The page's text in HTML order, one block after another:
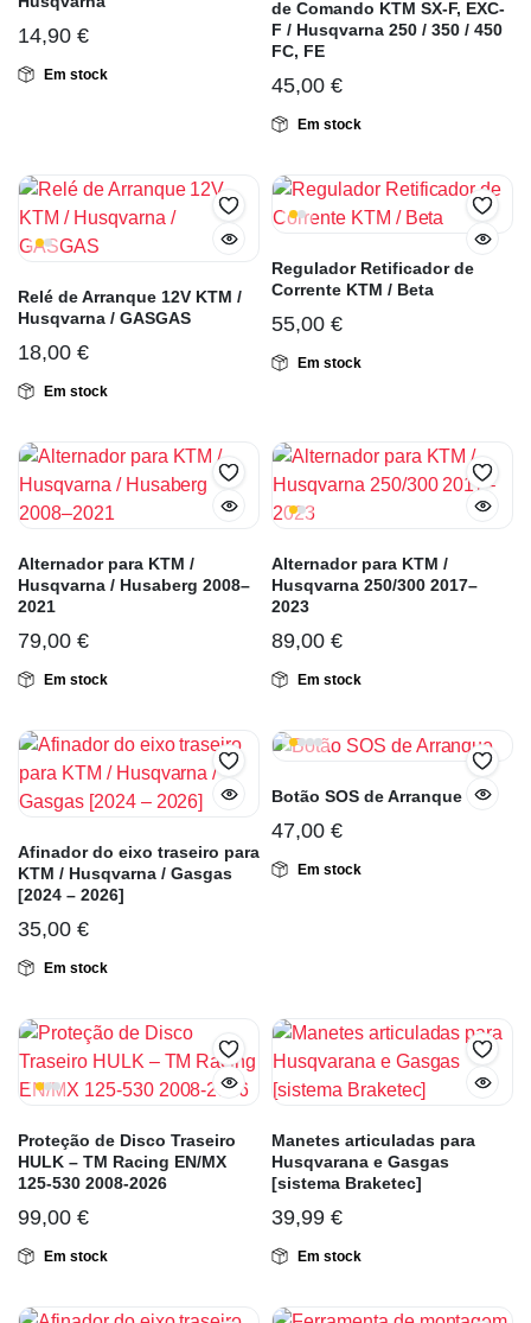
14,90 €
Em stock
de Comando KTM SX-F, EXC-
F / Husqvarna 250 / 350 / 450
FC, FE
45,00 €
Em stock
Relé de Arranque 12V KTM /
Husqvarna / GASGAS
18,00 €
Em stock
Regulador Retificador de
Corrente KTM / Beta
55,00 €
Em stock
Alternador para KTM /
Husqvarna / Husaberg 2008–
2021
79,00 €
Em stock
Alternador para KTM /
Husqvarna 250/300 2017–
2023
89,00 €
Em stock
Afinador do eixo traseiro para
KTM / Husqvarna / Gasgas
[2024 – 2026]
35,00 €
Em stock
Botão SOS de Arranque
47,00 €
Em stock
Proteção de Disco Traseiro
HULK – TM Racing EN/MX
125-530 2008-2026
99,00 €
Em stock
Manetes articuladas para
Husqvarana e Gasgas
[sistema Braketec]
39,99 €
Em stock